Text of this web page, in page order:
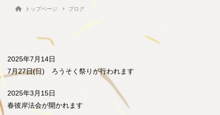
トップページ ブログ
2025年7月14日
7月27日(日) ろうそく祭りが行われます
2025年3月15日
春彼岸法会が開かれます